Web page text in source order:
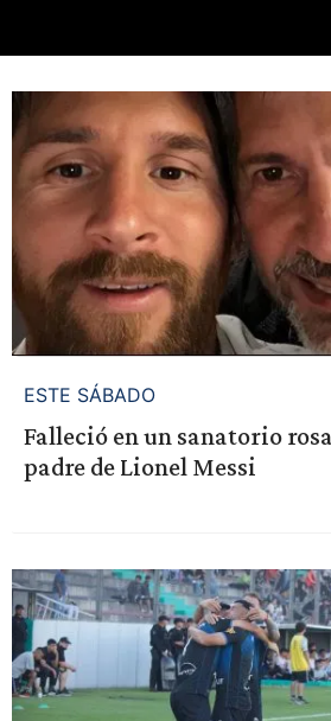
ESTE SÁBADO
Falleció en un sanatorio
padre de Lionel Messi